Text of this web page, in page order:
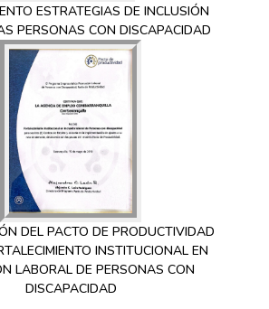
ESTRATEGIAS DE INCLUSIÓN
PERSONAS CON DISCAPACIDAD
DEL PACTO DE PRODUCTIVIDAD
INSTITUCIONAL EN
LABORAL DE PERSONAS CON
DISCAPACIDAD